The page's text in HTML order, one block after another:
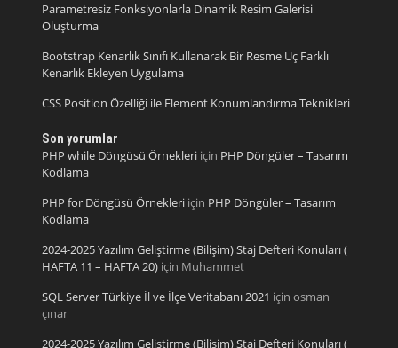
Parametresiz Fonksiyonlarla Dinamik Resim Galerisi
Oluşturma
Bootstrap Kenarlık Sınıfı Kullanarak Bir Resme Üç Farklı
Kenarlık Ekleyen Uygulama
CSS Position Özelliği ile Element Konumlandırma Teknikleri
Son yorumlar
PHP while Döngüsü Örnekleriiçin PHP Döngüler – Tasarım
Kodlama
PHP for Döngüsü Örnekleriiçin PHP Döngüler – Tasarım
Kodlama
2024-2025 Yazılım Geliştirme (Bilişim) Staj Defteri Konuları (
HAFTA 11 – HAFTA 20)için Muhammet
SQL Server Türkiye İl ve İlçe Veritabanı 2021 için osman
çınar
2024-2025 Yazılım Geliştirme (Bilişim) Staj Defteri Konuları (